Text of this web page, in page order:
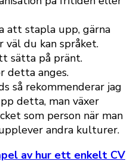
att stapla upp, gärna
du kan språket.
sätta på pränt.
detta anges.
så rekommenderar jag
detta, man växer
som person när man
andra kulturer.
av hur ett enkelt CV